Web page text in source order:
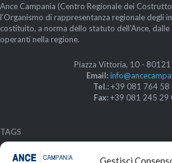
Gestisci
Ance Campania (Centro Regionale dei
l’Organismo di rappresentanza regionale degli
costituito, a norma dello statuto dell’Ance,
operanti nella regione.
Piazza Vittoria, 10 -
Email:
Tel.:+39 081 764 58
Fax:+39 081 245 29
TAGS
I NOSTRI ORARI